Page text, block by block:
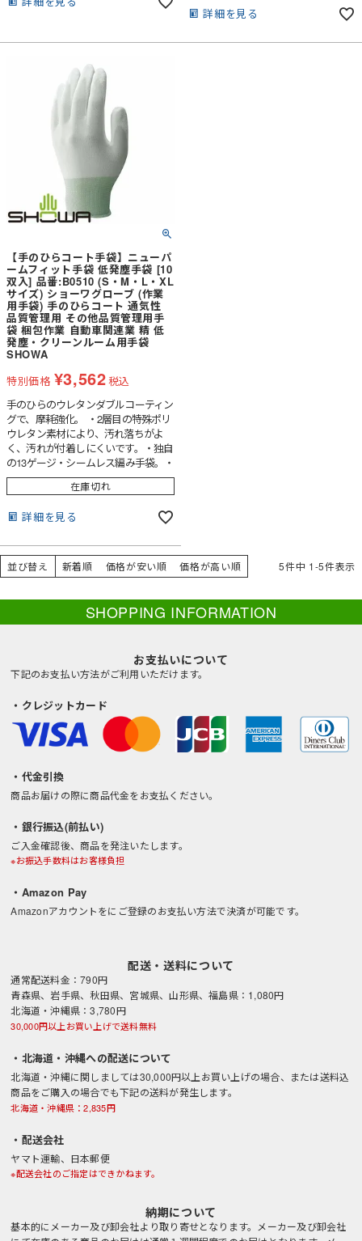
ムレス編み手袋。・オーバーロック加
詳細を見る
【手のひらコート手袋】ニューパ
ームフィット手袋 低発塵手袋 [10
双入] 品番:B0510 (S・M・L・XL
サイズ) ショーワグローブ (作業
用手袋) 手のひらコート 通気性
品質管理用 その他品質管理用手
袋 梱包作業 自動車関連業 精 低
発塵・クリーンルーム用手袋
SHOWA
特別価格 ¥3,562税込
手のひらのウレタンダブルコーティン
グで、摩耗強化。 ・2層目の特殊ポリ
ウレタン素材により、汚れ落ちがよ
く、汚れが付着しにくいです。・独自
の13ゲージ・シームレス編み手袋。・
オーバーロック加工で裾ほつれ防止。
在庫切れ
詳細を見る
並び替え 新着順 価格が安い順 価格が高い順 5件中 1-5件表示
SHOPPING INFORMATION
お支払いについて
下記のお支払い方法がご利用いただけます。
・クレジットカード
・代金引換
商品お届けの際に商品代金をお支払ください。
・銀行振込(前払い)
ご入金確認後、商品を発注いたします。
※お振込手数料はお客様負担
・Amazon Pay
Amazonアカウントをにご登録のお支払い方法で決済が可能です。
配送・送料について
通常配送料金：790円
青森県、岩手県、秋田県、宮城県、山形県、福島県：1,080円
北海道・沖縄県：3,780円
30,000円以上お買い上げで送料無料
・北海道・沖縄への配送について
北海道・沖縄に関しましては30,000円以上お買い上げの場合、または送料込
商品をご購入の場合でも下記の送料が発生します。
北海道・沖縄県：2,835円
・配送会社
ヤマト運輸、日本郵便
※配送会社のご指定はできかねます。
納期について
基本的にメーカー及び卸会社より取り寄せとなります。メーカー及び卸会社